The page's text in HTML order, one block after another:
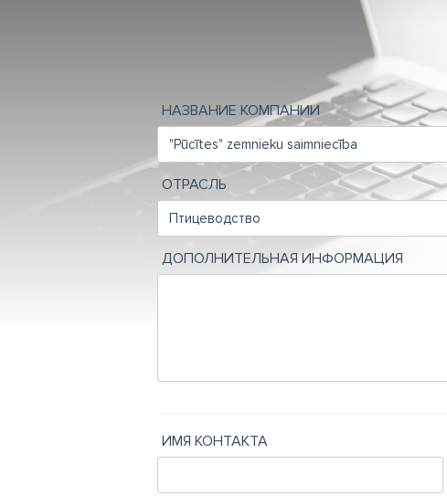
НАЗВАНИЕ КОМПАНИИ
ОТРАСЛЬ
ДОПОЛНИТЕЛЬНАЯ ИНФОРМАЦИЯ
ИМЯ КОНТАКТА